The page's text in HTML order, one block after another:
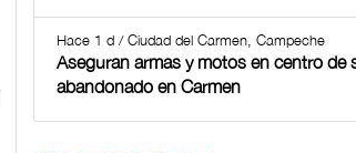
Hace 1 d / Ciudad del Carmen, Campeche
Aseguran armas y motos en centro de
abandonado en Carmen